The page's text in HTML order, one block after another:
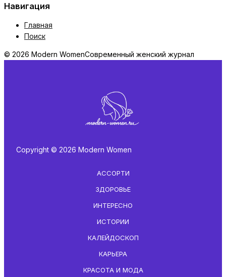
Навигация
Главная
Поиск
© 2026 Modern WomenСовременный женский журнал
Copyright © 2026 Modern Women
АССОРТИ
ЗДОРОВЬЕ
ИНТЕРЕСНО
ИСТОРИИ
КАЛЕЙДОСКОП
КАРЬЕРА
КРАСОТА И МОДА